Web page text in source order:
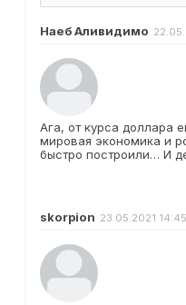
Наеб Аливидимо
Ага, от курса доллара
мировая экономика и
быстро построили… И
skorpion 23.05.2021 14:45